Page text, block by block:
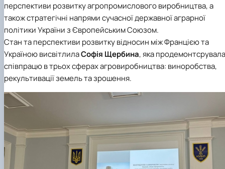
перспективи розвитку агропромислового виробництва, а
також стратегічні напрями сучасної державної аграрної
політики України з Європейським Союзом.
Стан та перспективи розвитку відносин між Францією та
Україною висвітлилаСофія Щербина, яка продемонтсрувала
співпрацю в трьох сферах агровиробництва: виноробства,
рекультивації земель та зрошення.